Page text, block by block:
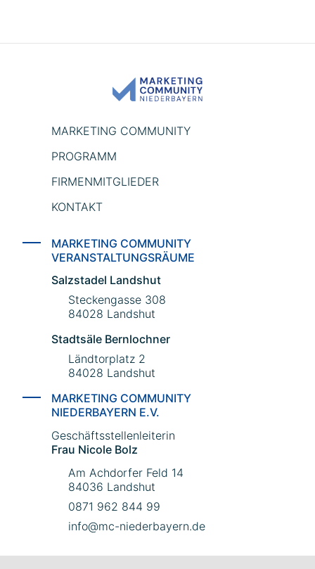
MARKETING COMMUNITY
PROGRAMM
FIRMENMITGLIEDER
KONTAKT
MARKETING COMMUNITY
VERANSTALTUNGSRÄUME
Salzstadel Landshut
Steckengasse 308
84028 Landshut
Stadtsäle Bernlochner
Ländtorplatz 2
84028 Landshut
MARKETING COMMUNITY
NIEDERBAYERN E.V.
Geschäftsstellenleiterin
Frau Nicole Bolz
Am Achdorfer Feld 14
84036 Landshut
0871 962 844 99
info@mc-niederbayern.de